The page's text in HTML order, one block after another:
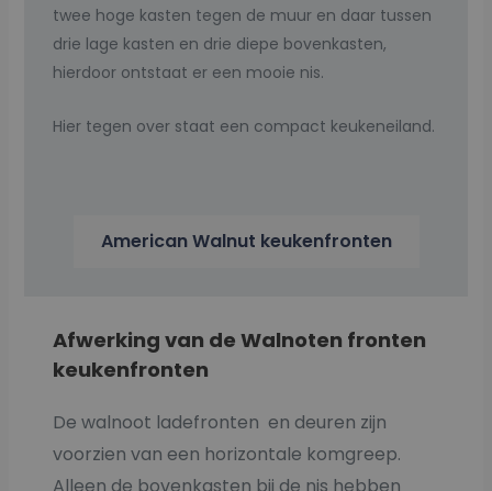
twee hoge kasten tegen de muur en daar tussen
drie lage kasten en drie diepe bovenkasten,
hierdoor ontstaat er een mooie nis.
Hier tegen over staat een compact keukeneiland.
American Walnut keukenfronten
Afwerking van de Walnoten fronten
keukenfronten
De walnoot ladefronten en deuren zijn
voorzien van een horizontale komgreep.